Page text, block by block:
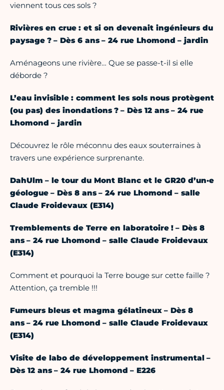
viennent tous ces sols ?
Rivières en crue : et si on devenait ingénieurs du
paysage ? – Dès 6 ans – 24 rue Lhomond – jardin
Aménageons une rivière… Que se passe-t-il si elle
déborde ?
L’eau invisible : comment les sols nous protègent
(ou pas) des inondations ? – Dès 12 ans – 24 rue
Lhomond – jardin
Découvrez le rôle méconnu des eaux souterraines à
travers une expérience surprenante.
DahUlm – le tour du Mont Blanc et le GR20 d’un·e
géologue – Dès 8 ans – 24 rue Lhomond – salle
Claude Froidevaux (E314)
Tremblements de Terre en laboratoire ! – Dès 8
ans – 24 rue Lhomond – salle Claude Froidevaux
(E314)
Comment et pourquoi la Terre bouge sur cette faille ?
Attention, ça tremble !!!
Fumeurs bleus et magma gélatineux – Dès 8
ans – 24 rue Lhomond – salle Claude Froidevaux
(E314)
Visite de labo de développement instrumental –
Dès 12 ans – 24 rue Lhomond – E226